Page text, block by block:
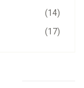
(14)
(17)